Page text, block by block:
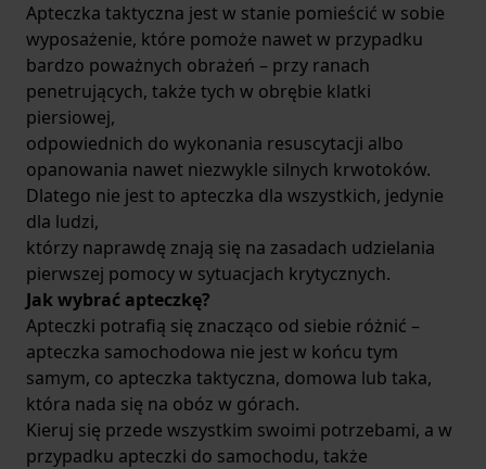
Apteczka taktyczna jest w stanie pomieścić w sobie
wyposażenie, które pomoże nawet w przypadku
bardzo poważnych obrażeń – przy ranach
penetrujących, także tych w obrębie klatki
piersiowej,
odpowiednich do wykonania resuscytacji albo
opanowania nawet niezwykle silnych krwotoków.
Dlatego nie jest to apteczka dla wszystkich, jedynie
dla ludzi,
którzy naprawdę znają się na zasadach udzielania
pierwszej pomocy w sytuacjach krytycznych.
Jak wybrać apteczkę?
Apteczki potrafią się znacząco od siebie różnić –
apteczka samochodowa nie jest w końcu tym
samym, co apteczka taktyczna, domowa lub taka,
która nada się na obóz w górach.
Kieruj się przede wszystkim swoimi potrzebami, a w
przypadku apteczki do samochodu, także